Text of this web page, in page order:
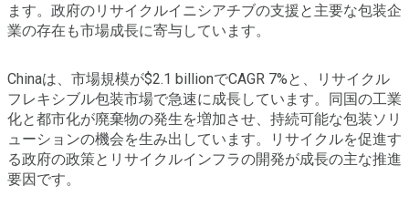
ます。政府のリサイクルイニシアチブの支援と主要な包装企
業の存在も市場成長に寄与しています。
Chinaは、市場規模が$2.1 billionでCAGR 7%と、リサイクル
フレキシブル包装市場で急速に成長しています。同国の工業
化と都市化が廃棄物の発生を増加させ、持続可能な包装ソリ
ューションの機会を生み出しています。リサイクルを促進す
る政府の政策とリサイクルインフラの開発が成長の主な推進
要因です。